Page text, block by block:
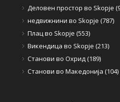
Деловен простор во Skopje
недвижнини во Skopje (787)
Плац во Skopje (553)
Викендица во Skopje (213)
Станови во Охрид (189)
Станови во Македонија (104)